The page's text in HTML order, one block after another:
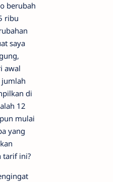
berubah
ribu
saya
awal
jumlah
di
12
mulai
yang
tarif ini?